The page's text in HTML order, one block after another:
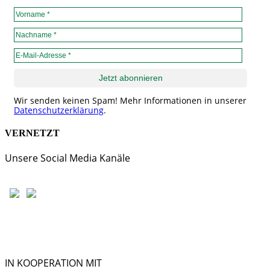
Wir senden keinen Spam! Mehr Informationen in unserer
Datenschutzerklärung.
VERNETZT
Unsere Social Media Kanäle
IN KOOPERATION MIT